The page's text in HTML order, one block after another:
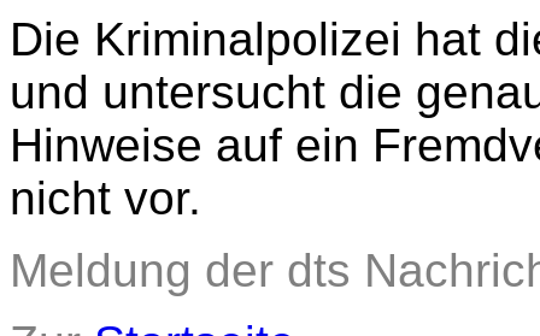
Die Kriminalpolizei hat
und untersucht die
Hinweise auf ein
nicht vor.
Meldung der dts